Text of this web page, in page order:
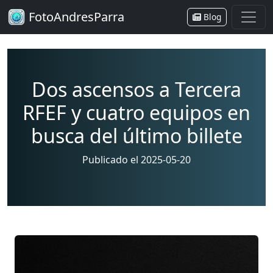
FotoAndresParra Blog
Dos ascensos a Tercera
RFEF y cuatro equipos en
busca del último billete
Publicado el 2025-05-20